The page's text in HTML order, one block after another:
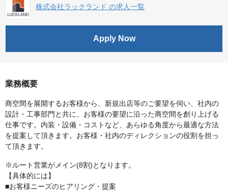
株式会社ラックランド の求人一覧
Apply Now
業務概要
商空間を展開するお客様から、新規出店等のご要望を伺い、社内の
設計・工事部門と共に、お客様の要望に沿った商空間を創り上げる
仕事です。内装・設備・コストなど、あらゆる角度から最適な方法
を提案して頂きます。お客様・社内のディレクションの役割を担っ
て頂きます。
※ルート営業がメイン(8割)となります。
【具体的には】
■お客様ニーズのヒアリング・提案